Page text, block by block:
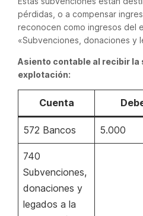
pérdidas, o a compensar
reconocen como ingresos del
«Subvenciones, donaciones y
Asiento contable al recibir la
explotación:
Cuenta
572 Bancos 5.000
740
Subvenciones,
donaciones y
legados a la